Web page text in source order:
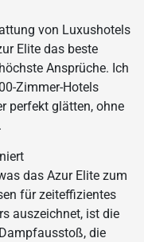
von Luxushotels
Elite das beste
Ansprüche. Ich
Zimmer-Hotels
perfekt glätten, ohne
das Azur Elite zum
für zeiteffizientes
auszeichnet, ist die
die